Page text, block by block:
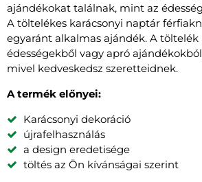
ajándékokat találnak, mint az
A töltelékes karácsonyi naptár
egyaránt alkalmas ajándék. A töltelék
édességekből vagy apró
mivel kedveskedsz szeretteidnek.
A termék előnyei:
Karácsonyi dekoráció
újrafelhasználás
a design eredetisége
töltés az Ön kívánságai szerint